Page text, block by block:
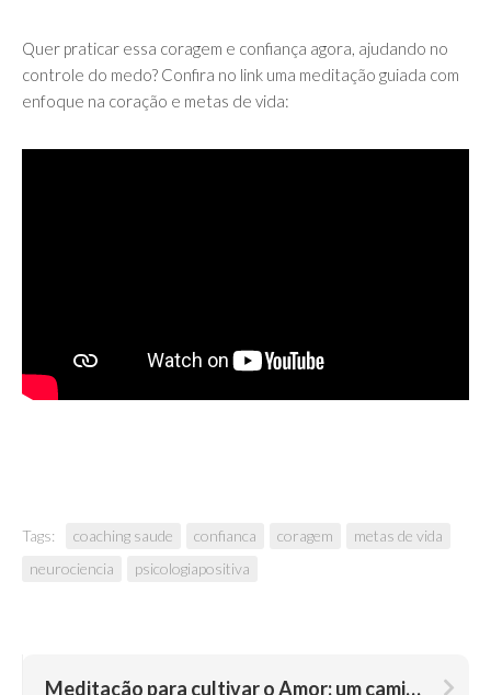
Quer praticar essa coragem e confiança agora, ajudando no
controle do medo? Confira no link uma meditação guiada com
enfoque na coração e metas de vida:
Tags: coaching saude confianca coragem
metas de vida
neurociencia
psicologiapositiva
Meditação para cultivar o Amor: um caminho de conexão e cuidado